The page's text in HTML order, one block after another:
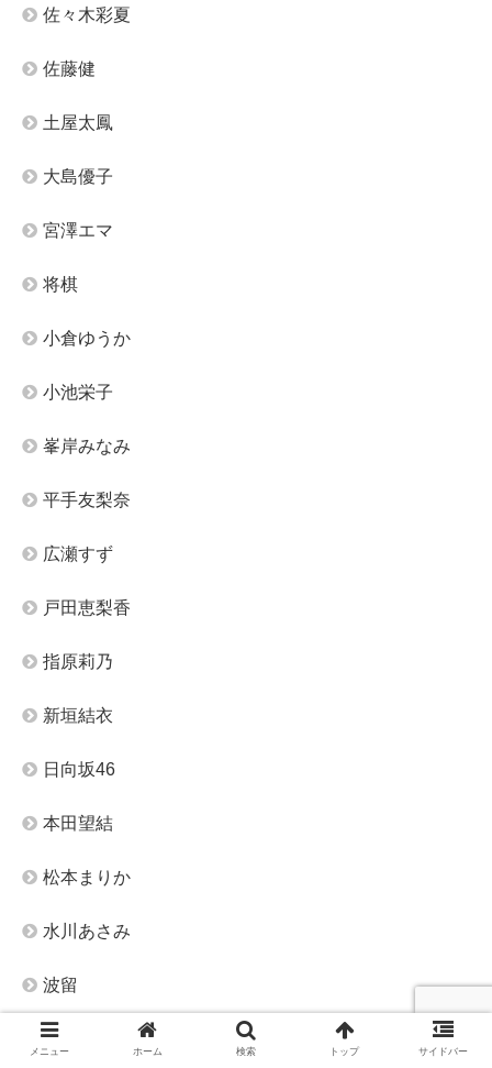
佐々木彩夏
佐藤健
土屋太鳳
大島優子
宮澤エマ
将棋
小倉ゆうか
小池栄子
峯岸みなみ
平手友梨奈
広瀬すず
戸田恵梨香
指原莉乃
新垣結衣
日向坂46
本田望結
松本まりか
水川あさみ
波留
浜辺美波
メニュー ホーム 検索 トップ サイドバー